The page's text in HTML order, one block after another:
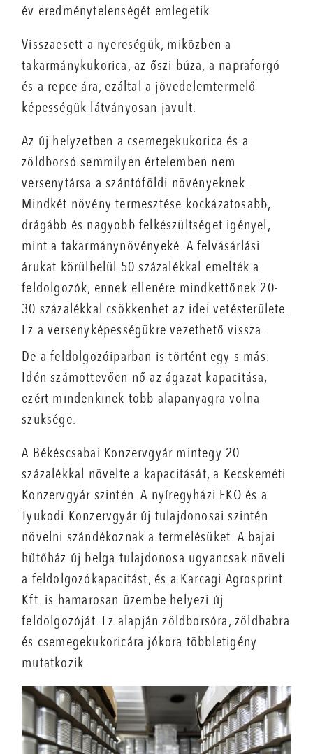
év eredménytelenségét emlegetik.
Visszaesett a nyereségük, miközben a
takarmánykukorica, az őszi búza, a napraforgó
és a repce ára, ezáltal a jövedelemtermelő
képességük látványosan javult.
Az új helyzetben a csemegekukorica és a
zöldborsó semmilyen értelemben nem
versenytársa a szántóföldi növényeknek.
Mindkét növény termesztése kockázatosabb,
drágább és nagyobb felkészültséget igényel,
mint a takarmánynövényeké. A felvásárlási
árukat körülbelül 50 százalékkal emelték a
feldolgozók, ennek ellenére mindkettőnek 20-
30 százalékkal csökkenhet az idei vetésterülete.
Ez a versenyképességükre vezethető vissza.
De a feldolgozóiparban is történt egy s más.
Idén számottevően nő az ágazat kapacitása,
ezért mindenkinek több alapanyagra volna
szüksége.
A Békéscsabai Konzervgyár mintegy 20
százalékkal növelte a kapacitását, a Kecskeméti
Konzervgyár szintén. A nyíregyházi EKO és a
Tyukodi Konzervgyár új tulajdonosai szintén
növelni szándékoznak a termelésüket. A bajai
hűtőház új belga tulajdonosa ugyancsak növeli
a feldolgozókapacitást, és a Karcagi Agrosprint
Kft. is hamarosan üzembe helyezi új
feldolgozóját. Ez alapján zöldborsóra, zöldbabra
és csemegekukoricára jókora többletigény
mutatkozik.